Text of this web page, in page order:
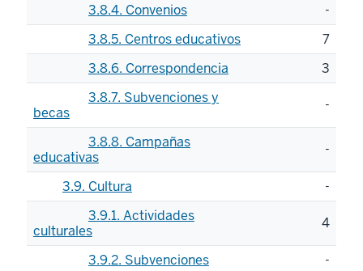
3.8.4. Convenios
-
3.8.5. Centros educativos
7
3.8.6. Correspondencia
3
3.8.7. Subvenciones y
becas
-
3.8.8. Campañas
educativas
-
3.9. Cultura
-
3.9.1. Actividades
culturales
4
3.9.2. Subvenciones -